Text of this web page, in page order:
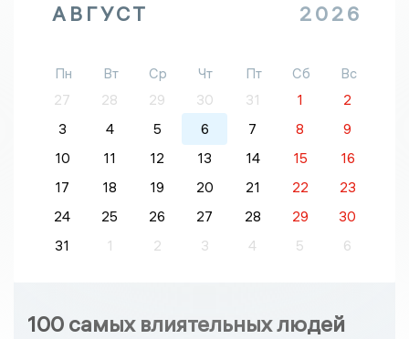
АВГУСТ 2026
Пн Вт Ср Чт Пт Сб
Вс
27
28 29 30 31 1
2
3
4 5 6 7 8
9
10
11 12 13 14 15
16
17
18 19 20 21 22
23
24
25 26 27 28 29
30
31
1 2 3 4 5 6
100 самых влиятельных людей